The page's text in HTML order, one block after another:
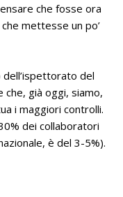
che fosse ora
mettesse un po’
dell’ispettorato del
già oggi, siamo,
i maggiori controlli.
dei collaboratori
è del 3-5%).